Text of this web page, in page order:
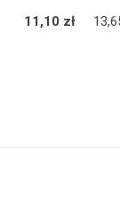
11,10 zł